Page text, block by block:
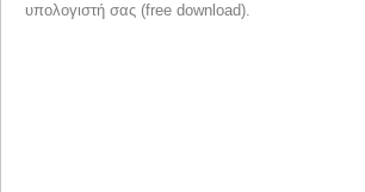
υπολογιστή σας (free download).